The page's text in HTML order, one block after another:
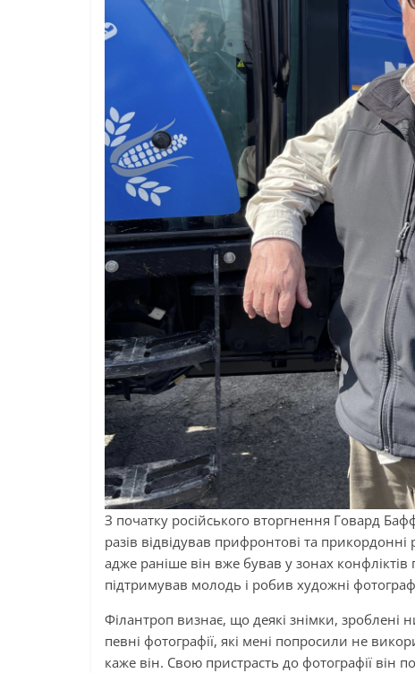
З початку російського вторгнення Говард
разів відвідував прифронтові та
адже раніше він вже бував у зонах
підтримував молодь і робив художні
Філантроп визнає, що деякі знімки, зроблені
певні фотографії, які мені попросили не
каже він. Свою пристрасть до фотографії він